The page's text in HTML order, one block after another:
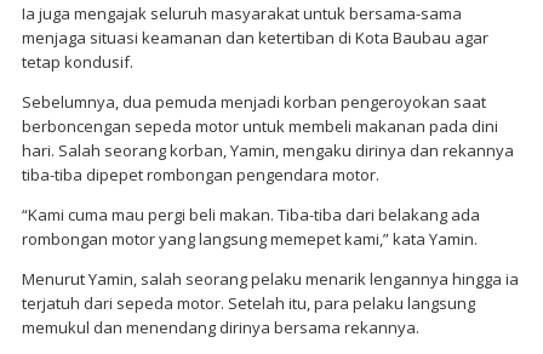
Ia juga mengajak seluruh masyarakat untuk bersama-sama
menjaga situasi keamanan dan ketertiban di Kota Baubau agar
tetap kondusif.
Sebelumnya, dua pemuda menjadi korban pengeroyokan saat
berboncengan sepeda motor untuk membeli makanan pada dini
hari. Salah seorang korban, Yamin, mengaku dirinya dan rekannya
tiba-tiba dipepet rombongan pengendara motor.
“Kami cuma mau pergi beli makan. Tiba-tiba dari belakang ada
rombongan motor yang langsung memepet kami,” kata Yamin.
Menurut Yamin, salah seorang pelaku menarik lengannya hingga ia
terjatuh dari sepeda motor. Setelah itu, para pelaku langsung
memukul dan menendang dirinya bersama rekannya.